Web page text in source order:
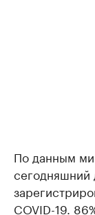
По данным
сегодняшний
COVID-19.